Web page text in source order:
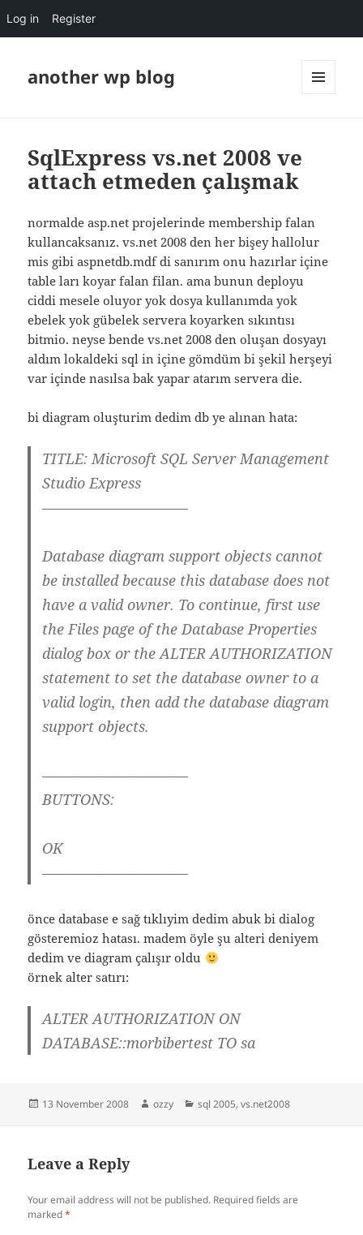
Log in Register
another wp blog
SqlExpress vs.net 2008 ve
attach etmeden çalışmak
normalde asp.net projelerinde membership falan
kullancaksanız. vs.net 2008 den her bişey hallolur
mis gibi aspnetdb.mdf di sanırım onu hazırlar içine
table ları koyar falan filan. ama bunun deployu
ciddi mesele oluyor yok dosya kullanımda yok
ebelek yok gübelek servera koyarken sıkıntısı
bitmio. neyse bende vs.net 2008 den oluşan dosyayı
aldım lokaldeki sql in içine gömdüm bi şekil herşeyi
var içinde nasılsa bak yapar atarım servera die.
bi diagram oluşturim dedim db ye alınan hata:
TITLE: Microsoft SQL Server Management
Studio Express
——————————
Database diagram support objects cannot
be installed because this database does not
have a valid owner. To continue, first use
the Files page of the Database Properties
dialog box or the ALTER AUTHORIZATION
statement to set the database owner to a
valid login, then add the database diagram
support objects.
——————————
BUTTONS:
OK
——————————
önce database e sağ tıklıyim dedim abuk bi dialog
gösteremioz hatası. madem öyle şu alteri deniyem
dedim ve diagram çalışır oldu
örnek alter satırı:
ALTER AUTHORIZATION ON
DATABASE::morbibertest TO sa
Posted
13 November 2008 Author
ozzy Categories
sql 2005,vs.net2008
Leave a Reply
Your email address will not be published. Required fields are
marked*